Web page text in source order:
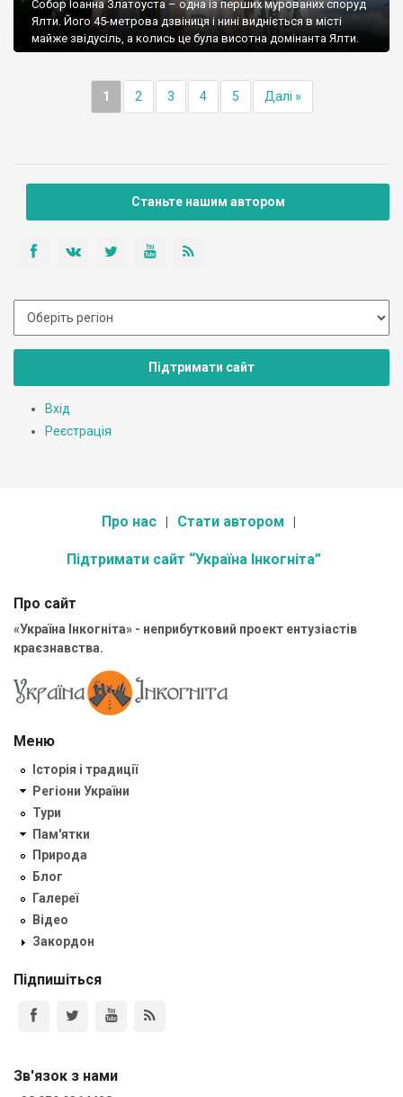
Собор Іоанна Златоуста – одна із перших мурованих споруд
Ялти. Його 45-метрова дзвіниця і нині видніється в місті
майже звідусіль, а колись це була висотна домінанта Ялти.
1 2 3 4 5 Далі »
Станьте нашим автором
Підтримати сайт
Вхід
Реєстрація
Про нас Стати автором
Підтримати сайт “Україна Інкогніта”
Про сайт
«Україна Інкогніта» - неприбутковий проект ентузіастів
краєзнавства.
Меню
Історія і традиції
Регіони України
Тури
Пам'ятки
Природа
Блог
Галереї
Відео
Закордон
Підпишіться
Зв'язок з нами